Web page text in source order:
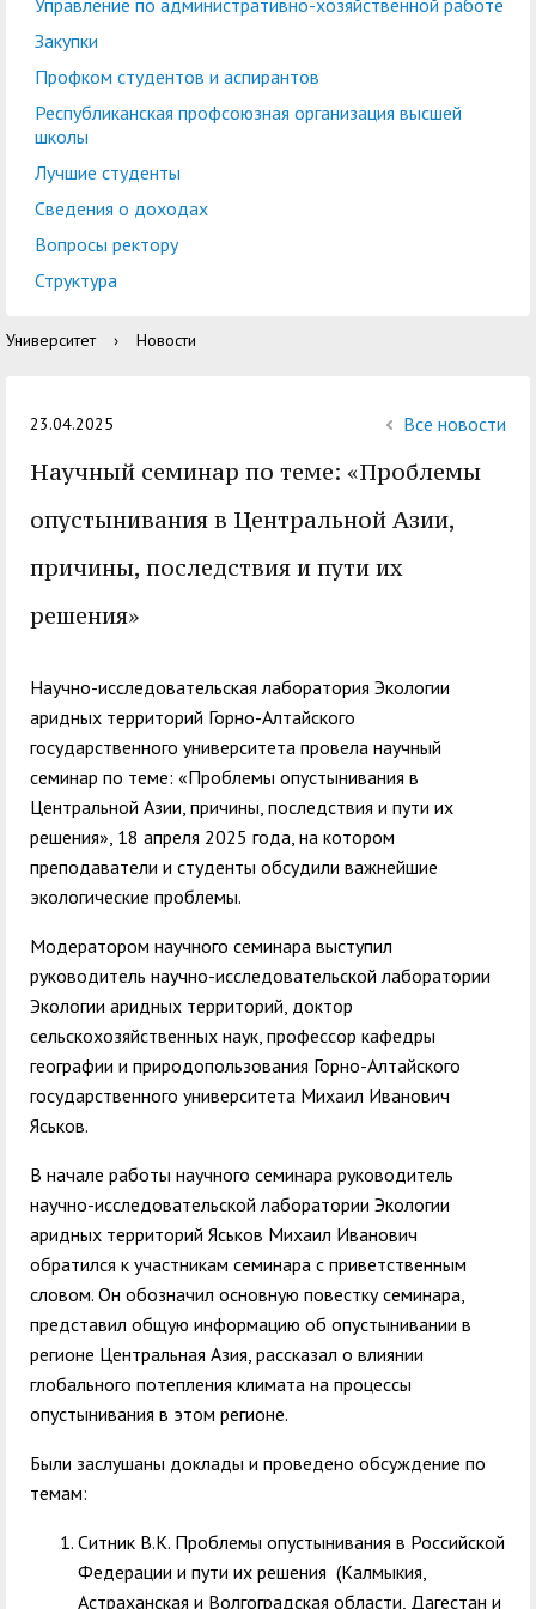
Международная
деятельность
Управление по
административно-
Закупки
Республиканская
организация высшей
Центр тестирования
иностранных граждан
по русскому языку
Центр развития
компетенций
Центр русского языка
обучающихся ГАГУ
Образовательный
Информация о
предоставлении
отпуска обучающимся
Управление по административно-хозяйственной работе
Закупки
Профком студентов и аспирантов
Республиканская профсоюзная организация высшей
школы
Лучшие студенты
Сведения о доходах
Вопросы ректору
Структура
Университет › Новости
23.04.2025 Все новости
Научный семинар по теме: «Проблемы
опустынивания в Центральной Азии,
причины, последствия и пути их
решения»
Научно-исследовательская лаборатория Экологии
аридных территорий Горно-Алтайского
государственного университета провела научный
семинар по теме: «Проблемы опустынивания в
Центральной Азии, причины, последствия и пути их
решения», 18 апреля 2025 года, на котором
преподаватели и студенты обсудили важнейшие
экологические проблемы.
Модератором научного семинара выступил
руководитель научно-исследовательской лаборатории
Экологии аридных территорий, доктор
сельскохозяйственных наук, профессор кафедры
географии и природопользования Горно-Алтайского
государственного университета Михаил Иванович
Яськов.
В начале работы научного семинара руководитель
научно-исследовательской лаборатории Экологии
аридных территорий Яськов Михаил Иванович
обратился к участникам семинара с приветственным
словом. Он обозначил основную повестку семинара,
представил общую информацию об опустынивании в
регионе Центральная Азия, рассказал о влиянии
глобального потепления климата на процессы
опустынивания в этом регионе.
Были заслушаны доклады и проведено обсуждение по
темам:
Ситник В.К. Проблемы опустынивания в Российской
Федерации и пути их решения (Калмыкия,
Астраханская и Волгоградская области, Дагестан и